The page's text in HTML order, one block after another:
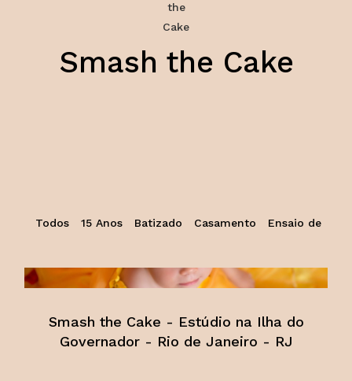
Smash the Cake
Todos 15 Anos Batizado Casamento Ensaio de
Smash the Cake - Estúdio na Ilha do
Governador - Rio de Janeiro - RJ